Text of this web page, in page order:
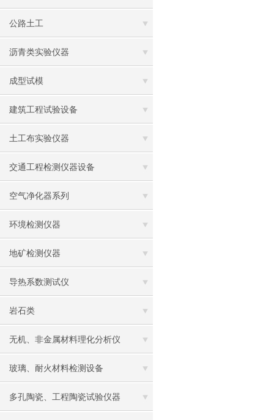
公路土工
沥青类实验仪器
成型试模
建筑工程试验设备
土工布实验仪器
交通工程检测仪器设备
空气净化器系列
环境检测仪器
地矿检测仪器
导热系数测试仪
岩石类
无机、非金属材料理化分析仪
玻璃、耐火材料检测设备
多孔陶瓷、工程陶瓷试验仪器